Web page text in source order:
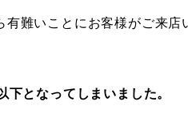
難いことにお客様がご来店
となってしまいました。